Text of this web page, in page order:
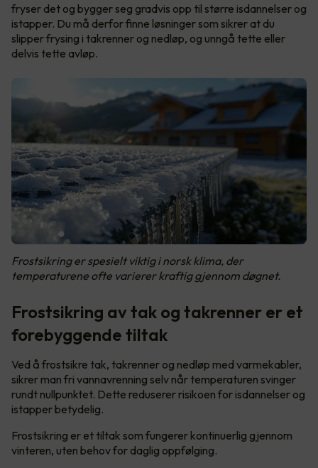
fryser det og bygger seg gradvis opp til større isdannelser og
istapper. Du må derfor finne løsninger som sikrer at du
slipper frysing i takrenner og nedløp, og unngå tette eller
delvis tette avløp.
Frostsikring er spesielt viktig i norsk klima, der
temperaturene ofte varierer kraftig gjennom døgnet.
Frostsikring av tak og takrenner er et
forebyggende tiltak
Ved å frostsikre tak, takrenner og nedløp med varmekabler,
sikrer man fri vannavrenning selv når temperaturen svinger
rundt nullpunktet. Dette reduserer risikoen for isdannelser og
istapper betydelig.
Frostsikring er et tiltak som fungerer kontinuerlig gjennom
vinteren, uten behov for daglig oppfølging.